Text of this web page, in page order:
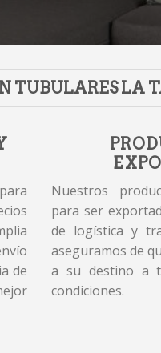
TUBULARES LA
de
Nuestros
para ser
de logística y
aseguramos de
a su destino a
condiciones.